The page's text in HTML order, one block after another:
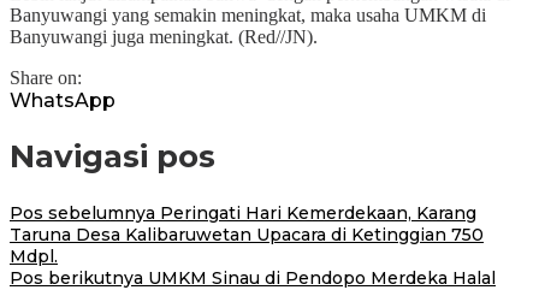
Banyuwangi yang semakin meningkat, maka usaha UMKM di
Banyuwangi juga meningkat. (Red//JN).
Share on:
WhatsApp
Navigasi pos
Pos sebelumnya Peringati Hari Kemerdekaan, Karang
Taruna Desa Kalibaruwetan Upacara di Ketinggian 750
Mdpl.
Pos berikutnya UMKM Sinau di Pendopo Merdeka Halal